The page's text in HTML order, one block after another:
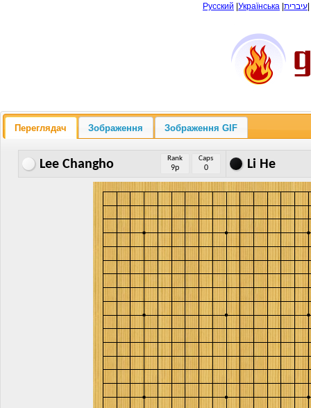
Русский Українська עיברית
Переглядач Зображення Зображення GIF
Lee Changho Rank
9p
Caps
0 Li He